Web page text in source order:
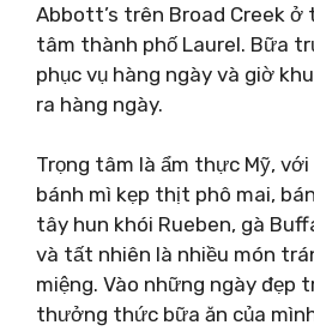
Abbott’s trên Broad Creek
tâm thành phố Laurel. Bữa
phục vụ hàng ngày và giờ
ra hàng ngày.
Trọng tâm là ẩm thực Mỹ,
bánh mì kẹp thịt phô mai,
tây hun khói Rueben, gà
và tất nhiên là nhiều món
miệng. Vào những ngày đẹp
thưởng thức bữa ăn của